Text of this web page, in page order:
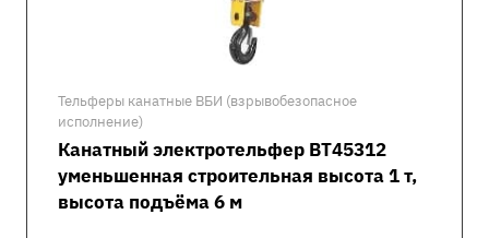
Тельферы канатные ВБИ (взрывобезопасное
исполнение)
Канатный электротельфер ВТ45312
уменьшенная строительная высота 1 т,
высота подъёма 6 м